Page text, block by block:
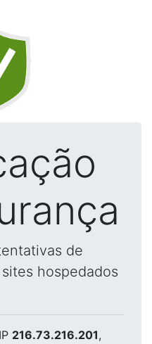
de
hospedados
216.73.216.201,